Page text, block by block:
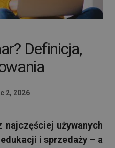
Definicja,
2, 2026
używanych
i sprzedaży – a